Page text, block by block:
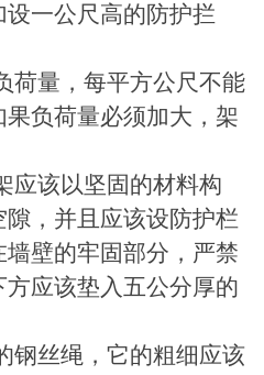
一公尺高的防护拦
荷量，每平方公尺不能
负荷量必须加大，架
应该以坚固的材料构
，并且应该设防护栏
壁的牢固部分，严禁
应该垫入五公分厚的
钢丝绳，它的粗细应该